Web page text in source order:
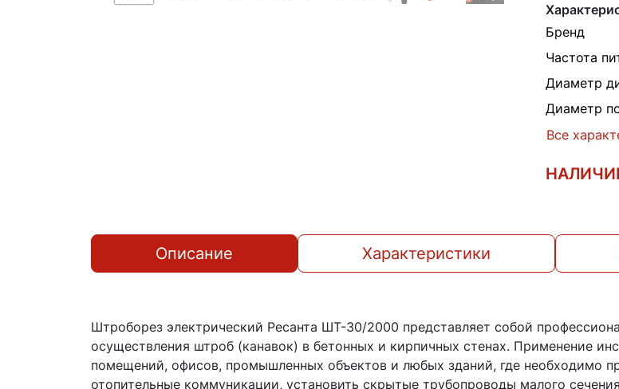
Бренд
Частота
Диаметр
Диаметр
Все
Описание Характеристики
Штроборез электрический Ресанта ШТ-30/2000 представляет собой
осуществления штроб (канавок) в бетонных и кирпичных стенах. Применение
помещений, офисов, промышленных объектов и любых зданий, где необходимо
отопительные коммуникации, установить скрытые трубопроводы малого